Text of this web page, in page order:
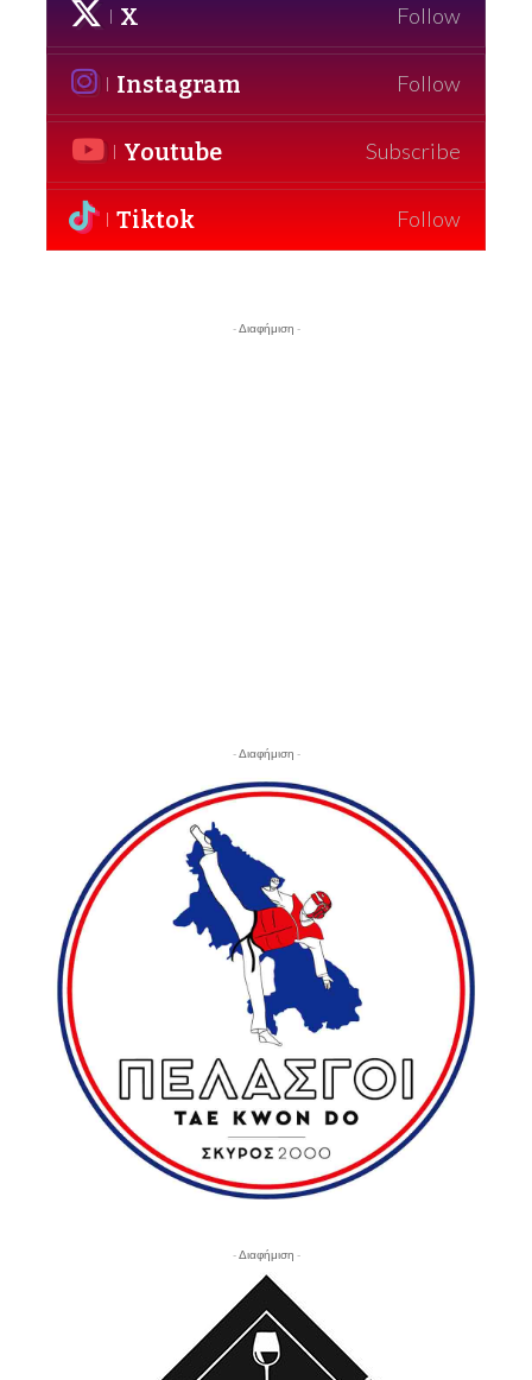
X Follow
Instagram Follow
Youtube Subscribe
Tiktok Follow
- Διαφήμιση -
- Διαφήμιση -
- Διαφήμιση -